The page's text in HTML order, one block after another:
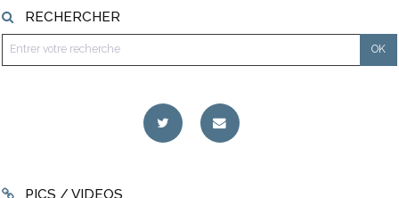
RECHERCHER
PICS / VIDEOS